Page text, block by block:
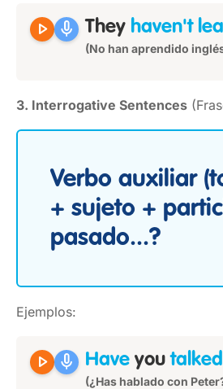
play_arrow mic They haven't
(No han aprendido
3. Interrogative Sentences
Verbo auxiliar
+ sujeto +
pasado...?
Ejemplos:
play_arrow mic Have youtalked
(¿Has hablado con